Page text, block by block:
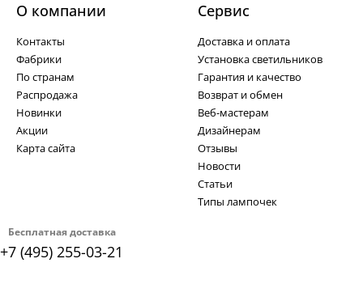
Бесплатная доставка
+7 (495) 255-03-21
О компании
Контакты
Фабрики
По странам
Распродажа
Новинки
Акции
Карта сайта
Cервис
Доставка и оплата
Установка светильников
Гарантия и качество
Возврат и обмен
Веб-мастерам
Дизайнерам
Отзывы
Новости
Статьи
Типы лампочек